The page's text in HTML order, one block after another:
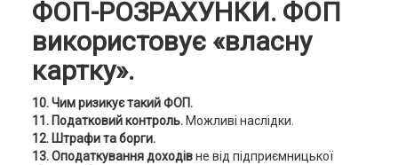
ФОП-РОЗРАХУНКИ. ФОП
використовує «власну
картку».
10. Чим ризикує такий ФОП.
11. Податковий контроль.Можливі наслідки.
12. Штрафи та борги.
13. Оподаткування доходівне від підприємницької